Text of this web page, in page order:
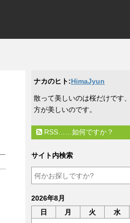
ナカのヒト:HimaJyun
散って美しいのは桜だけです
方が美しいのです。
RSS……如何ですか？
サイト内検索
2026年8月
日
月 火 水